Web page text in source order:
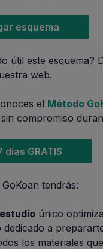
esquema
útil este esquema?
web.
el Método
compromiso
días GRATIS
tendrás:
único
dedicado a
los materiales